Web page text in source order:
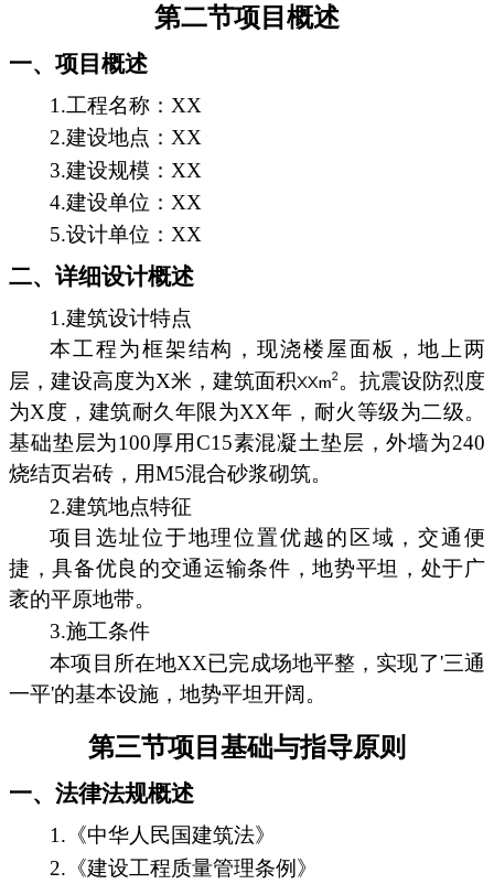
第二节项目概述
一、项目概述
1.工程名称：XX
2.建设地点：XX
3.建设规模：XX
4.建设单位：XX
5.设计单位：XX
二、详细设计概述
1.建筑设计特点
本工程为框架结构，现浇楼屋面板，地上两
层，建设高度为X米，建筑面积
。抗震设防烈度
为X度，建筑耐久年限为XX年，耐火等级为二级。
基础垫层为100厚用C15素混凝土垫层，外墙为240
烧结页岩砖，用M5混合砂浆砌筑。
2.建筑地点特征
项目选址位于地理位置优越的区域，交通便
捷，具备优良的交通运输条件，地势平坦，处于广
袤的平原地带。
3.施工条件
本项目所在地XX已完成场地平整，实现了'三通
一平'的基本设施，地势平坦开阔。
第三节项目基础与指导原则
一、法律法规概述
1.《中华人民国建筑法》
2.《建设工程质量管理条例》